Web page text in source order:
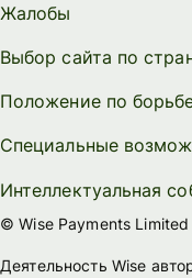
Жалобы
Выбор сайта по
Положение по
Специальные
Интеллектуальная
© Wise Payments
Деятельность Wise